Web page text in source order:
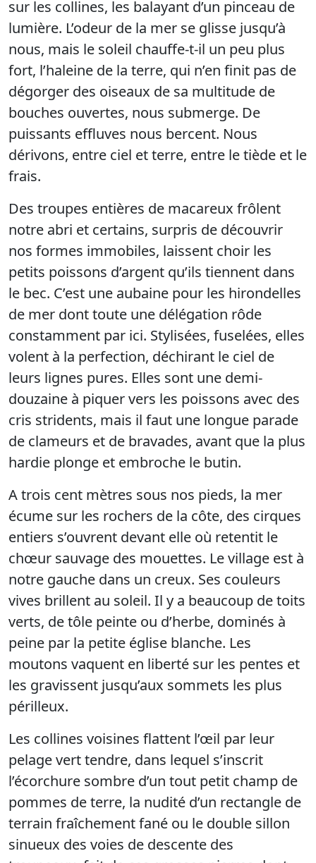
sur les collines, les balayant d’un pinceau de
lumière. L’odeur de la mer se glisse jusqu’à
nous, mais le soleil chauffe-t-il un peu plus
fort, l’haleine de la terre, qui n’en finit pas de
dégorger des oiseaux de sa multitude de
bouches ouvertes, nous submerge. De
puissants effluves nous bercent. Nous
dérivons, entre ciel et terre, entre le tiède et le
frais.
Des troupes entières de macareux frôlent
notre abri et certains, surpris de découvrir
nos formes immobiles, laissent choir les
petits poissons d’argent qu’ils tiennent dans
le bec. C’est une aubaine pour les hirondelles
de mer dont toute une délégation rôde
constamment par ici. Stylisées, fuselées, elles
volent à la perfection, déchirant le ciel de
leurs lignes pures. Elles sont une demi-
douzaine à piquer vers les poissons avec des
cris stridents, mais il faut une longue parade
de clameurs et de bravades, avant que la plus
hardie plonge et embroche le butin.
A trois cent mètres sous nos pieds, la mer
écume sur les rochers de la côte, des cirques
entiers s’ouvrent devant elle où retentit le
chœur sauvage des mouettes. Le village est à
notre gauche dans un creux. Ses couleurs
vives brillent au soleil. Il y a beaucoup de toits
verts, de tôle peinte ou d’herbe, dominés à
peine par la petite église blanche. Les
moutons vaquent en liberté sur les pentes et
les gravissent jusqu’aux sommets les plus
périlleux.
Les collines voisines flattent l’œil par leur
pelage vert tendre, dans lequel s’inscrit
l’écorchure sombre d’un tout petit champ de
pommes de terre, la nudité d’un rectangle de
terrain fraîchement fané ou le double sillon
sinueux des voies de descente des